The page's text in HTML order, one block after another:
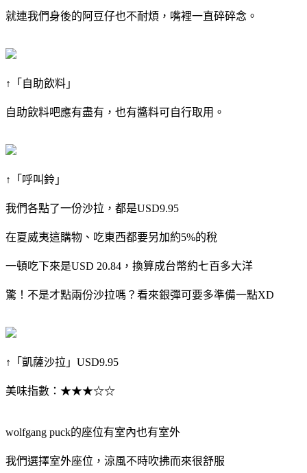
就連我們身後的阿豆仔也不耐煩，嘴裡一直碎碎念。
↑「自助飲料」
自助飲料吧應有盡有，也有醬料可自行取用。
↑「呼叫鈴」
我們各點了一份沙拉，都是USD9.95
在夏威夷這購物、吃東西都要另加約5%的稅
一頓吃下來是USD 20.84，換算成台幣約七百多大洋
驚！不是才點兩份沙拉嗎？看來銀彈可要多準備一點XD
↑「凱薩沙拉」USD9.95
美味指數：★★★☆☆
wolfgang puck的座位有室內也有室外
我們選擇室外座位，涼風不時吹拂而來很舒服